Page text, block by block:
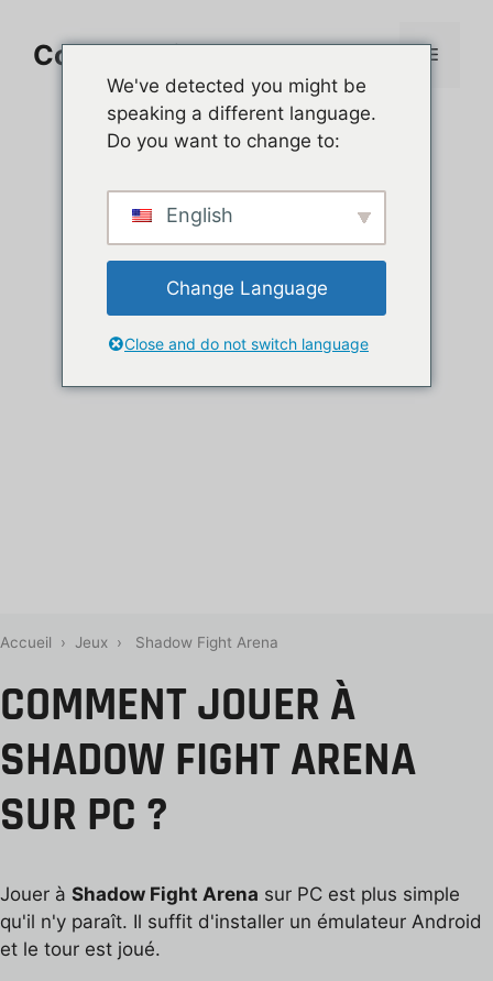
contenuComment jouer sur PC Menu
Accueil › Jeux › Shadow Fight Arena
COMMENT JOUER À
SHADOW FIGHT ARENA
SUR PC ?
Jouer à Shadow Fight Arena sur PC est plus simple
qu'il n'y paraît. Il suffit d'installer un émulateur Android
et le tour est joué.
We've detected you might be
speaking a different language.
Do you want to change to:
English
Change Language
Close and do not switch language